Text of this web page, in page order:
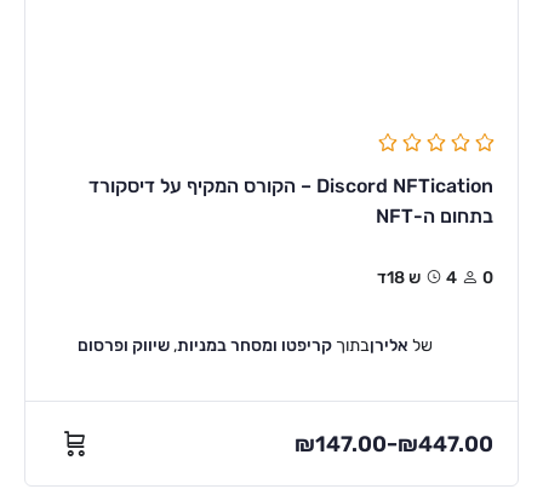
Discord NFTication – הקורס המקיף על דיסקורד
בתחום ה-NFT
0 4ש 18ד
של אלירןבתוך קריפטו ומסחר במניות, שיווק ופרסום
₪147.00–₪447.00